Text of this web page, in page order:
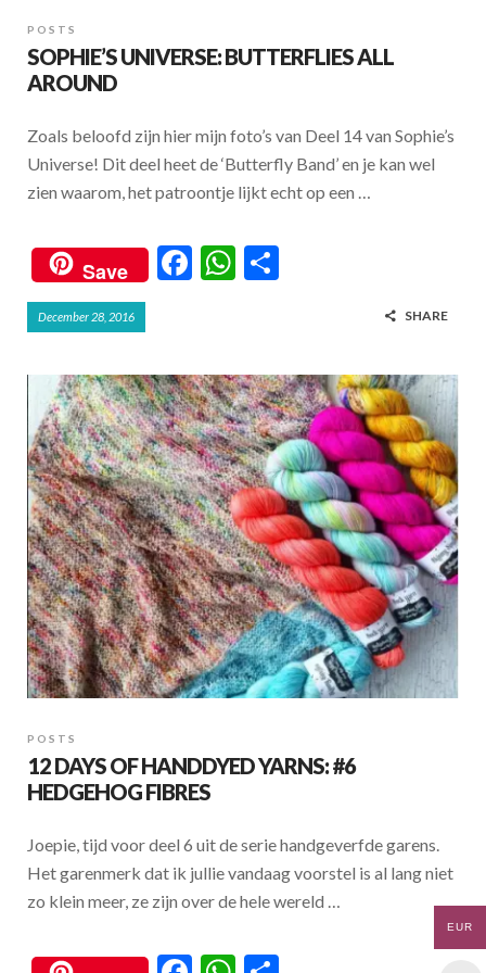
POSTS
SOPHIE’S UNIVERSE: BUTTERFLIES ALL
AROUND
Zoals beloofd zijn hier mijn foto’s van Deel 14 van Sophie’s
Universe! Dit deel heet de ‘Butterfly Band’ en je kan wel
zien waarom, het patroontje lijkt echt op een …
Save
F
b
o
o
k
W
s
A
p
p
e
December 28, 2016 SHARE
POSTS
12 DAYS OF HANDDYED YARNS: #6
HEDGEHOG FIBRES
Joepie, tijd voor deel 6 uit de serie handgeverfde garens.
Het garenmerk dat ik jullie vandaag voorstel is al lang niet
zo klein meer, ze zijn over de hele wereld …
EUR